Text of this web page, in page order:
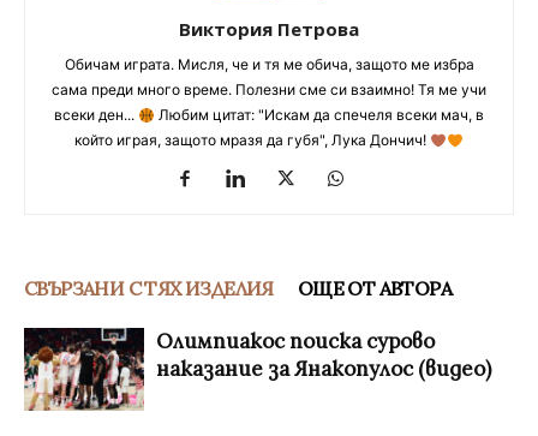
Виктория Петрова
Обичам играта. Мисля, че и тя ме обича, защото ме избра
сама преди много време. Полезни сме си взаимно! Тя ме учи
всеки ден...
Любим цитат: "Искам да спечеля всеки мач, в
който играя, защото мразя да губя", Лука Дончич!
СВЪРЗАНИ С ТЯХ ИЗДЕЛИЯ ОЩЕ ОТ АВТОРА
Олимпиакос поиска сурово
наказание за Янакопулос (видео)